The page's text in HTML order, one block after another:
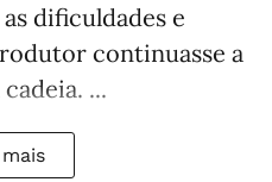
dificuldades e
continuasse a
...